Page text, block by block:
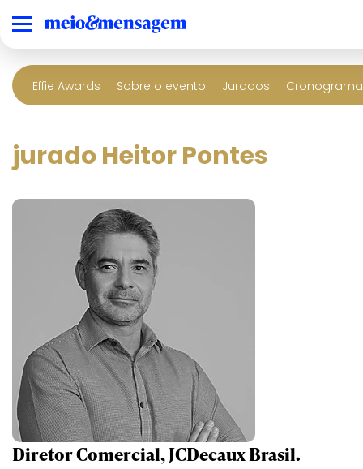
Effie Awards Sobre o evento Jurados
jurado Heitor Pontes
Diretor Comercial, JCDecaux Brasil.